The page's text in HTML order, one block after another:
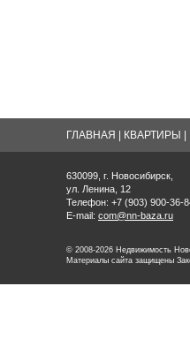
ГЛАВНАЯ КВАРТИРЫ
630099, г. Новосибирск,
ул. Ленина, 12
Телефон: +7 (903) 900-36-
E-mail: com@nn-baza.ru
© 2008-2026 Недвижимость
Материалы сайта защищены